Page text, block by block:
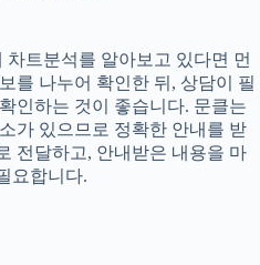
차트분석를 알아보고 있다면 먼
를 나누어 확인한 뒤, 상담이 필
인하는 것이 좋습니다. 문클는
가 있으므로 정확한 안내를 받
전달하고, 안내받은 내용을 마
요합니다.